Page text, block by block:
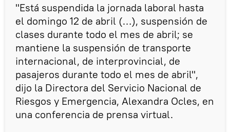
"Está suspendida la jornada laboral hasta
el domingo 12 de abril (…), suspensión de
clases durante todo el mes de abril; se
mantiene la suspensión de transporte
internacional, de interprovincial, de
pasajeros durante todo el mes de abril",
dijo la Directora del Servicio Nacional de
Riesgos y Emergencia, Alexandra Ocles, en
una conferencia de prensa virtual.